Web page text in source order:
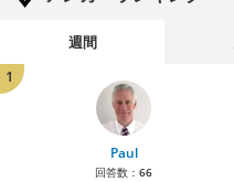
週間
1
Paul
回答数： 66